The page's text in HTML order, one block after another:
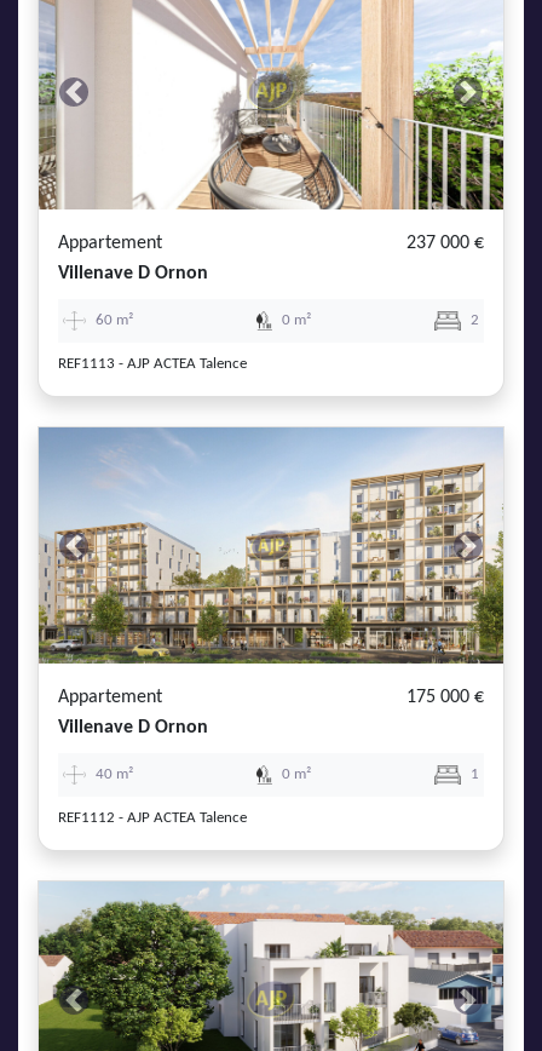
Previous Next
Appartement
237 000 €
Villenave D Ornon
60 m² 0 m² 2
REF1113 - AJP ACTEA Talence
Previous Next
Appartement
175 000 €
Villenave D Ornon
40 m² 0 m² 1
REF1112 - AJP ACTEA Talence
Previous Next